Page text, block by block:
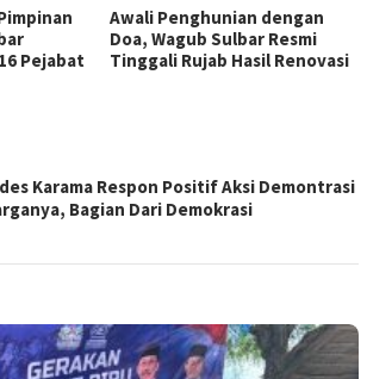
Pejabat
Awali Penghunian dengan
Doa, Wagub Sulbar Resmi
Tinggali Rujab Hasil Renovasi
Karama Respon Positif Aksi Demontrasi
Bagian Dari Demokrasi